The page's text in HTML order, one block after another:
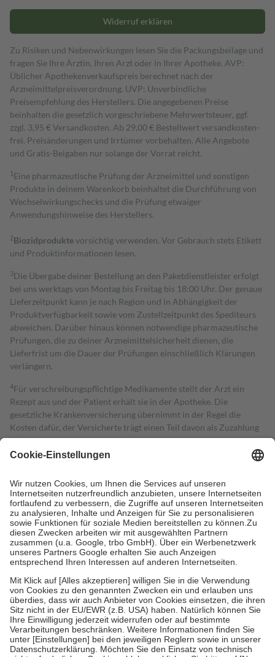
Widerruf erklären
Zu Risiken und Nebenwirkungen lesen Sie die Packungsbeilage und
fragen Sie Ihre Ärztin, Ihren Arzt oder in Ihrer Apotheke. AVP:
Üblicher Apothekenverkaufspreis berechnet nach der
Arzneimittelpreisverordnung. UVP: Unverbindliche
Preisempfehlung des Herstellers. Die angegebenen Preise
beinhalten die gesetzlich vorgeschriebene Mehrwertsteuer, ggf.
zzgl. 3,95 € Versandkosten. Ab 29,00 € Bestell­wert versand­kosten­
frei. Preisänderungen und Irrtümer vorbehalten. Alle Angebote
und Gratis-Beigaben nur solange der Vorrat reicht.
1 Eine pharmazeutische Prüfung der Arzneimittel und sonstigen
Produkte in deinem Warenkorb beinhaltet die Durchführung von
Wechselwirkungschecks und die Prüfung etwaiger
Anwendungshinweise des Herstellers.
2Biozidproduktevorsichtig verwenden. Vor Gebrauch stets Etikett
und Produktinformationen lesen.
3Die Übergabe deiner Bestellung an den Paketdienstleister erfolgt
bei uns werktags von Montag bis Freitag bis 18:00 Uhr. Der genaue
Lieferzeitpunkt kann je nach Region und in Abhängigkeit der
Produktverfügbarkeit sowie vom Zustellzeitpunkt des Spediteurs
abweichen. Darüber hinaus können notwendige pharmazeutische
Prüfungen, die zu deiner Arzneimittelsicherheit dienen, die
Lieferfrist um die Dauer der Prüfungen einschließlich Klärungen
verlängern.
4Für verschreibungspflichtige Medikamente stellt der Arzt ein
Rezept aus und der Patient erhält sie in der Apotheke. Die
gesetzliche Krankenversicherung übernimmt in der Regel die
Kosten dafür, der Versicherte trägt einen Teil davon als Zuzahlung
mit.
Grundsätzlich leisten Mitglieder Zuzahlungen in Höhe von zehn
höchstens zehn Euro.
Es sind jedoch nie mehr als die tatsächlichen
Kosten der Leistung zu entrichten.
Diese Regeln gelten grundsätzlich auch für Online-Apotheken.
Bei Heilmitteln und häuslicher Krankenpflege beträgt die
Zuzahlung zehn Prozent der Kosten sowie zehn Euro je
Verordnung.
Um das Engagement der Versicherten für ihre eigene Gesundheit zu
stärken und die besondere Stellung der Familie zu unterstützen,
fallenkeine Zuzahlungenan bei:
• Kindern und Jugendlichen bis zum vollendeten 18. Lebensjahr
mit Ausnahme der Fahrkosten
• Untersuchungen zur Vorsorge und Früherkennung, die von der
GKV getragen werden
• empfohlenen Schutzimpfungen